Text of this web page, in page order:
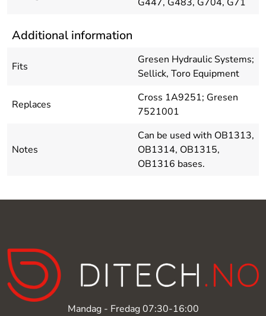
Additional information
Fits
Gresen Hydraulic Systems;
Sellick, Toro Equipment
Replaces
Cross 1A9251; Gresen
7521001
Notes
Can be used with OB1313,
OB1314, OB1315,
OB1316 bases.
Mandag - Fredag 07:30-16:00